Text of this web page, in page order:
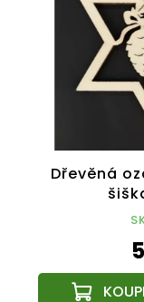
Dřevěná